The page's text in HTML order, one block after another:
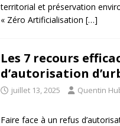
territorial et préservation
« Zéro Artificialisation […]
Les 7 recours
d’autorisation
juillet 13, 2025 Quentin
Faire face à un refus